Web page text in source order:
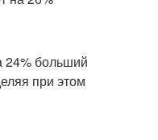
24% больший
при этом